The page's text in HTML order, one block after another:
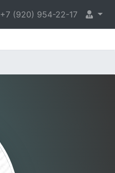
+7 (920) 954-22-17